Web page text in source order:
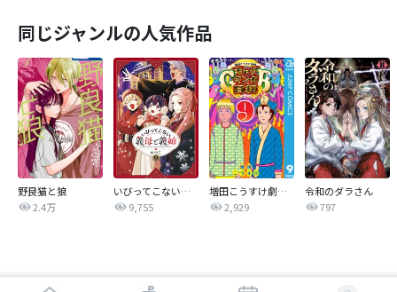
同じジャンルの人気作品
野良猫と狼
2.4万
いびってこない義母と義姉
9,755
増田こうすけ劇場 ギャグマンガ日和GB
2,929
令和のダラさん
797